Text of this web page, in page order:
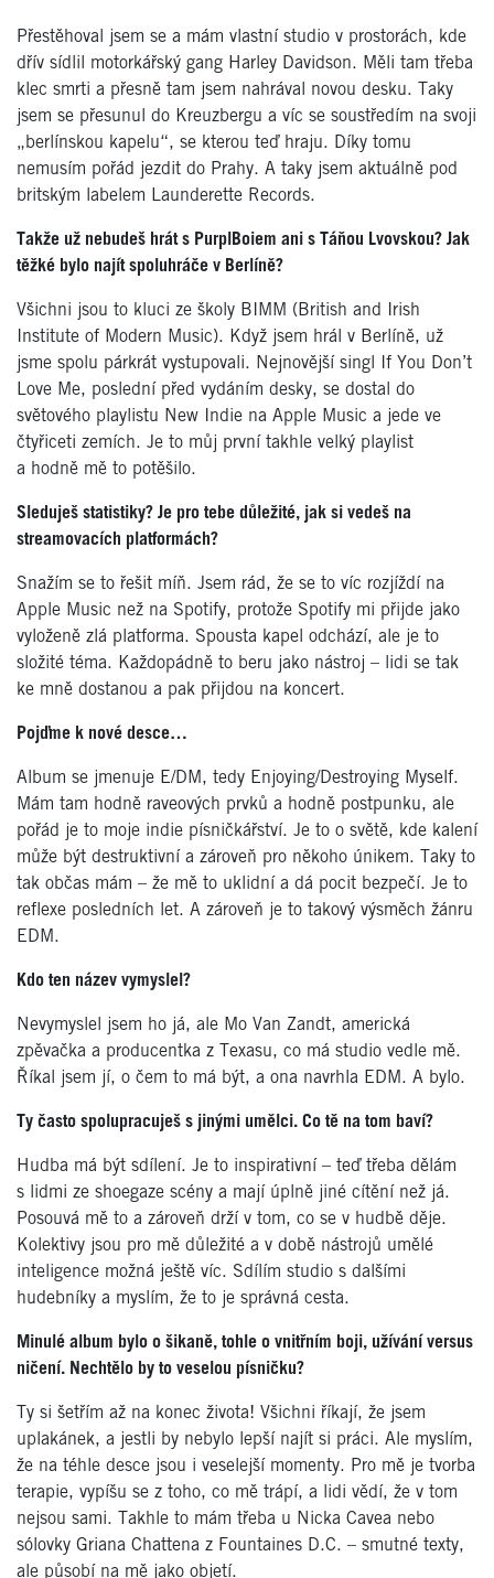
Přestěhoval jsem se a mám vlastní studio v prostorách, kde
dřív sídlil motorkářský gang Harley Davidson. Měli tam třeba
klec smrti a přesně tam jsem nahrával novou desku. Taky
jsem se přesunul do Kreuzbergu a víc se soustředím na svoji
„berlínskou kapelu“, se kterou teď hraju. Díky tomu
nemusím pořád jezdit do Prahy. A taky jsem aktuálně pod
britským labelem Launderette Records.
Takže už nebudeš hrát s PurplBoiem ani s Táňou Lvovskou? Jak
těžké bylo najít spoluhráče v Berlíně?
Všichni jsou to kluci ze školy BIMM (British and Irish
Institute of Modern Music). Když jsem hrál v Berlíně, už
jsme spolu párkrát vystupovali. Nejnovější singl If You Don’t
Love Me, poslední před vydáním desky, se dostal do
světového playlistu New Indie na Apple Music a jede ve
čtyřiceti zemích. Je to můj první takhle velký playlist
a hodně mě to potěšilo.
Sleduješ statistiky? Je pro tebe důležité, jak si vedeš na
streamovacích platformách?
Snažím se to řešit míň. Jsem rád, že se to víc rozjíždí na
Apple Music než na Spotify, protože Spotify mi přijde jako
vyloženě zlá platforma. Spousta kapel odchází, ale je to
složité téma. Každopádně to beru jako nástroj – lidi se tak
ke mně dostanou a pak přijdou na koncert.
Pojďme k nové desce…
Album se jmenuje E/DM, tedy Enjoying/Destroying Myself.
Mám tam hodně raveových prvků a hodně postpunku, ale
pořád je to moje indie písničkářství. Je to o světě, kde kalení
může být destruktivní a zároveň pro někoho únikem. Taky to
tak občas mám – že mě to uklidní a dá pocit bezpečí. Je to
reflexe posledních let. A zároveň je to takový výsměch žánru
EDM.
Kdo ten název vymyslel?
Nevymyslel jsem ho já, ale Mo Van Zandt, americká
zpěvačka a producentka z Texasu, co má studio vedle mě.
Říkal jsem jí, o čem to má být, a ona navrhla EDM. A bylo.
Ty často spolupracuješ s jinými umělci. Co tě na tom baví?
Hudba má být sdílení. Je to inspirativní – teď třeba dělám
s lidmi ze shoegaze scény a mají úplně jiné cítění než já.
Posouvá mě to a zároveň drží v tom, co se v hudbě děje.
Kolektivy jsou pro mě důležité a v době nástrojů umělé
inteligence možná ještě víc. Sdílím studio s dalšími
hudebníky a myslím, že to je správná cesta.
Minulé album bylo o šikaně, tohle o vnitřním boji, užívání versus
ničení. Nechtělo by to veselou písničku?
Ty si šetřím až na konec života! Všichni říkají, že jsem
uplakánek, a jestli by nebylo lepší najít si práci. Ale myslím,
že na téhle desce jsou i veselejší momenty. Pro mě je tvorba
terapie, vypíšu se z toho, co mě trápí, a lidi vědí, že v tom
nejsou sami. Takhle to mám třeba u Nicka Cavea nebo
sólovky Griana Chattena z Fountaines D.C. – smutné texty,
ale působí na mě jako objetí.